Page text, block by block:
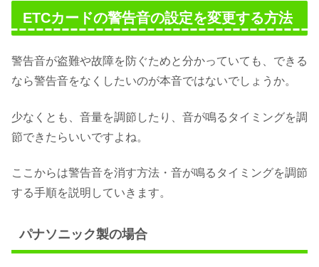
ETCカードの警告音の設定を変更する方法
警告音が盗難や故障を防ぐためと分かっていても、できる
なら警告音をなくしたいのが本音ではないでしょうか。
少なくとも、音量を調節したり、音が鳴るタイミングを調
節できたらいいですよね。
ここからは警告音を消す方法・音が鳴るタイミングを調節
する手順を説明していきます。
パナソニック製の場合